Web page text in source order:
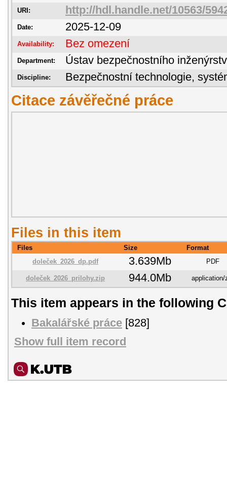
URI: http://hdl.handle.net/10563/
Date: 2025-12-09
Availability: Bez omezení
Department: Ústav bezpečnostního
Discipline: Bezpečnostní technologie,
Citace závěřečné práce
Files in this item
Files Size
Format
doleček_2026_dp.pdf
3.639Mb PDF
doleček_2026_prilohy.zip 944.0Mb application/
This item appears in the following
Bakalářské práce [828]
Show full item record